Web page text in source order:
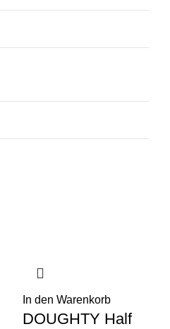
In den Warenkorb
DOUGHTY Half